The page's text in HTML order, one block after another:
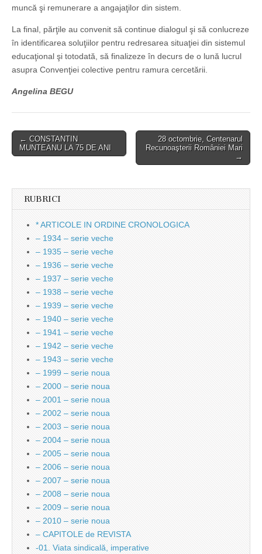
muncă şi remunerare a angajaţilor din sistem.
La final, părţile au convenit să continue dialogul şi să conlucreze
în identificarea soluţiilor pentru redresarea situaţiei din sistemul
educaţional şi totodată, să finalizeze în decurs de o lună lucrul
asupra Convenţiei colective pentru ramura cercetării.
Angelina BEGU
Post
navigation
← CONSTANTIN
MUNTEANU LA 75 DE ANI
28 octombrie, Centenarul
Recunoaşterii României Mari
→
RUBRICI
* ARTICOLE IN ORDINE CRONOLOGICA
– 1934 – serie veche
– 1935 – serie veche
– 1936 – serie veche
– 1937 – serie veche
– 1938 – serie veche
– 1939 – serie veche
– 1940 – serie veche
– 1941 – serie veche
– 1942 – serie veche
– 1943 – serie veche
– 1999 – serie noua
– 2000 – serie noua
– 2001 – serie noua
– 2002 – serie noua
– 2003 – serie noua
– 2004 – serie noua
– 2005 – serie noua
– 2006 – serie noua
– 2007 – serie noua
– 2008 – serie noua
– 2009 – serie noua
– 2010 – serie noua
– CAPITOLE de REVISTA
-01. Viata sindicală, imperative